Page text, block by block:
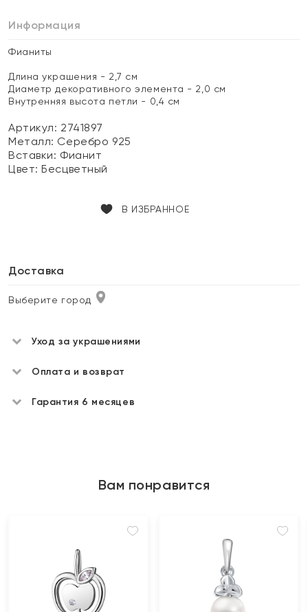
Информация
Фианиты
Длина украшения - 2,7 см
Диаметр декоративного элемента - 2,0 см
Внутренняя высота петли - 0,4 см
Артикул: 2741897
Металл: Серебро 925
Вставки: Фианит
Цвет:Бесцветный
В ИЗБРАННОЕ
Доставка
Выберите город
Уход за украшениями
Оплата и возврат
Гарантия 6 месяцев
Вам понравится